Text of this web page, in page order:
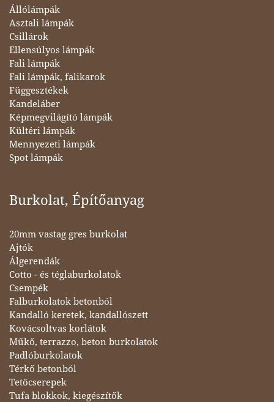
Állólámpák
Asztali lámpák
Csillárok
Ellensúlyos lámpák
Fali lámpák
Fali lámpák, falikarok
Függesztékek
Kandeláber
Képmegvilágító lámpák
Kültéri lámpák
Mennyezeti lámpák
Spot lámpák
Burkolat, Építőanyag
20mm vastag gres burkolat
Ajtók
Álgerendák
Cotto - és téglaburkolatok
Csempék
Falburkolatok betonból
Kandalló keretek, kandallószett
Kovácsoltvas korlátok
Műkő, terrazzo, beton burkolatok
Padlóburkolatok
Térkő betonból
Tetőcserepek
Tufa blokkok, kiegészítők